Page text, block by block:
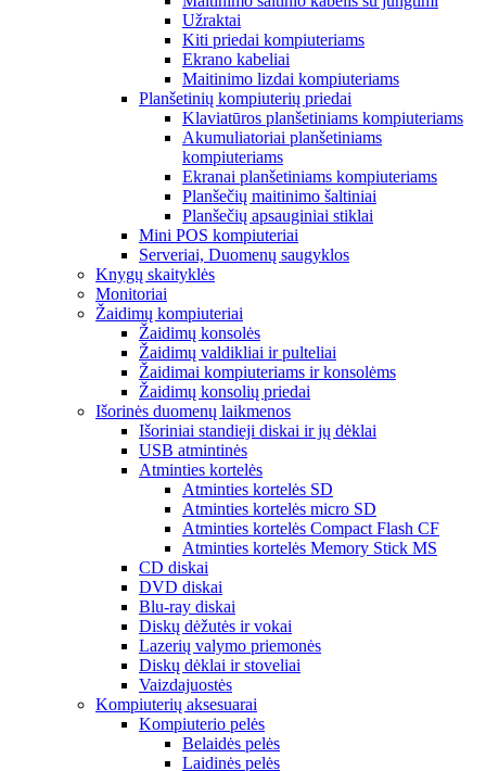
Užraktai
Kiti priedai kompiuteriams
Ekrano kabeliai
Maitinimo lizdai kompiuteriams
Planšetinių kompiuterių priedai
Klaviatūros planšetiniams kompiuteriams
Akumuliatoriai planšetiniams
kompiuteriams
Ekranai planšetiniams kompiuteriams
Planšečių maitinimo šaltiniai
Planšečių apsauginiai stiklai
Mini POS kompiuteriai
Serveriai, Duomenų saugyklos
Knygų skaityklės
Monitoriai
Žaidimų kompiuteriai
Žaidimų konsolės
Žaidimų valdikliai ir pulteliai
Žaidimai kompiuteriams ir konsolėms
Žaidimų konsolių priedai
Išorinės duomenų laikmenos
Išoriniai standieji diskai ir jų dėklai
USB atmintinės
Atminties kortelės
Atminties kortelės SD
Atminties kortelės micro SD
Atminties kortelės Compact Flash CF
Atminties kortelės Memory Stick MS
CD diskai
DVD diskai
Blu-ray diskai
Diskų dėžutės ir vokai
Lazerių valymo priemonės
Diskų dėklai ir stoveliai
Vaizdajuostės
Kompiuterių aksesuarai
Kompiuterio pelės
Belaidės pelės
Laidinės pelės